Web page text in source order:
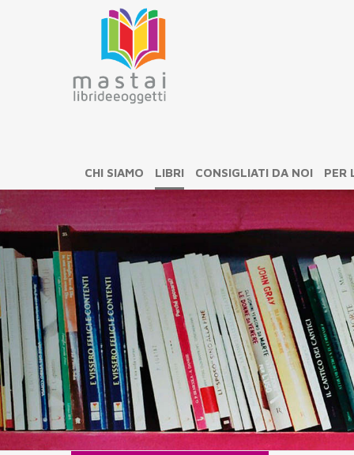
CHI SIAMO LIBRI CONSIGLIATI DA NOI PER